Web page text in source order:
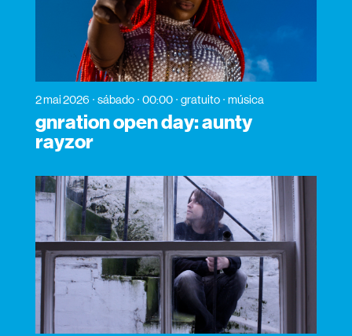
2 mai 2026 sábado 00:00 gratuito música
gnration open day: aunty
rayzor